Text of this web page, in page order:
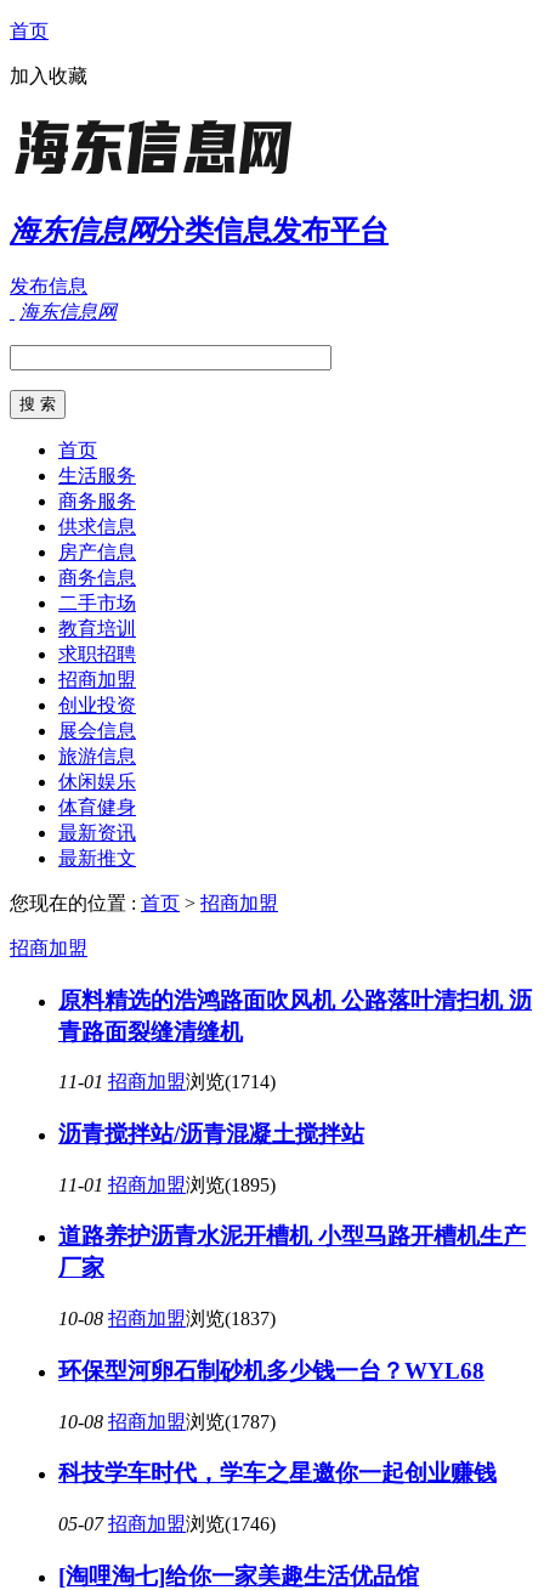
首页
加入收藏
海东信息网分类信息发布平台
发布信息
海东信息网
首页
生活服务
商务服务
供求信息
房产信息
商务信息
二手市场
教育培训
求职招聘
招商加盟
创业投资
展会信息
旅游信息
休闲娱乐
体育健身
最新资讯
最新推文
您现在的位置 : 首页 > 招商加盟
招商加盟
原料精选的浩鸿路面吹风机 公路落叶清扫机 沥
青路面裂缝清缝机
11-01 招商加盟浏览(1714)
沥青搅拌站/沥青混凝土搅拌站
11-01 招商加盟浏览(1895)
道路养护沥青水泥开槽机 小型马路开槽机生产
厂家
10-08 招商加盟浏览(1837)
环保型河卵石制砂机多少钱一台？WYL68
10-08 招商加盟浏览(1787)
科技学车时代，学车之星邀你一起创业赚钱
05-07 招商加盟浏览(1746)
[淘哩淘七]给你一家美趣生活优品馆